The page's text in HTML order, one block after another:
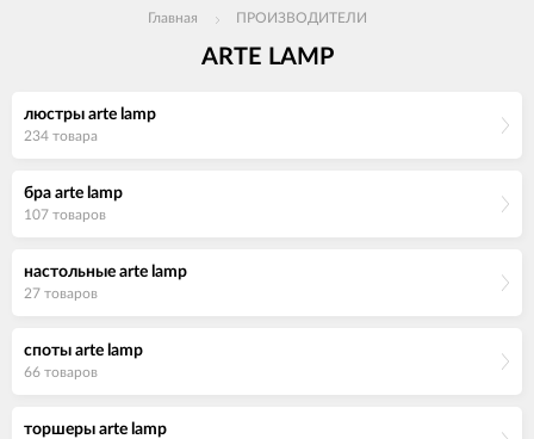
Главная ПРОИЗВОДИТЕЛИ
ARTE LAMP
люстры arte lamp
234 товара
бра arte lamp
107 товаров
настольные arte lamp
27 товаров
споты arte lamp
66 товаров
торшеры arte lamp